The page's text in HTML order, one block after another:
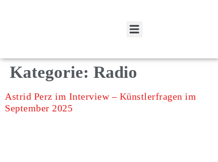
Kategorie: Radio
Astrid Perz im Interview – Künstlerfragen im
September 2025